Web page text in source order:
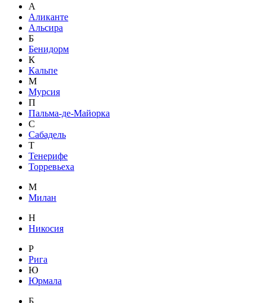
А
Аликанте
Альсира
Б
Бенидорм
К
Кальпе
М
Мурсия
П
Пальма-де-Майорка
С
Сабадель
Т
Тенерифе
Торревьеха
М
Милан
Н
Никосия
Р
Рига
Ю
Юрмала
Б